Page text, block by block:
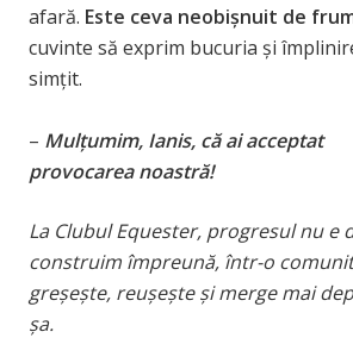
afară. Este ceva neobișnuit de
cuvinte să exprim bucuria și
simțit.
– Mulțumim, Ianis, că ai acceptat
provocarea noastră!
La Clubul Equester, progresul nu e
construim împreună, într-o
greșește, reușește și merge mai
șa.